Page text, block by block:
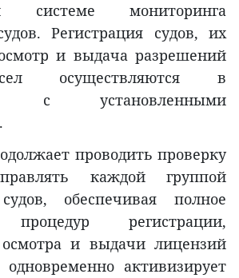
системе мониторинга
Регистрация судов, их
и выдача разрешений
осуществляются в
с установленными
проводить проверку
каждой группой
обеспечивая полное
процедур регистрации,
осмотра и выдачи лицензий
активизирует